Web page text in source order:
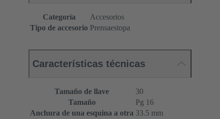
Categoría
Accesorios
Tipo de accesorio Prensaestopa
Características técnicas
Tamaño de llave
30
Tamaño
Pg 16
Anchura de una esquina a otra 33.5 mm